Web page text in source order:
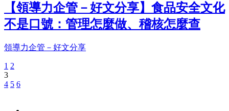
【領導力企管－好文分享】食品安全文化
不是口號：管理怎麼做、稽核怎麼查
領導力企管－好文分享
1 2
3
4 5 6